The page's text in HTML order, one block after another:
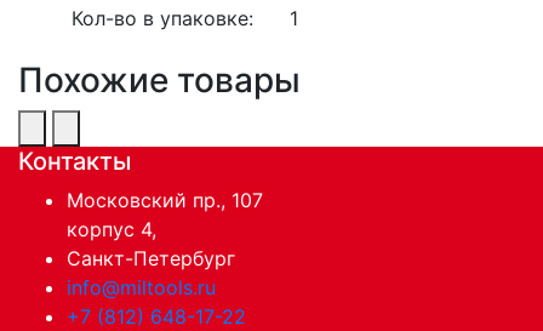
Кол-во в упаковке: 1
Похожие товары
Контакты
Московский пр., 107
корпус 4,
Санкт-Петербург
info@miltools.ru
+7 (812) 648-17-22